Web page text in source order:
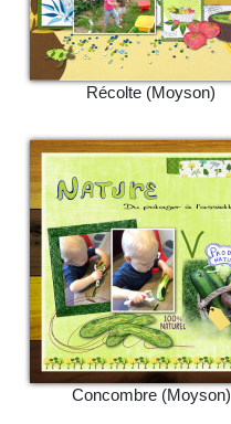
Récolte (Moyson)
Concombre (Moyson)